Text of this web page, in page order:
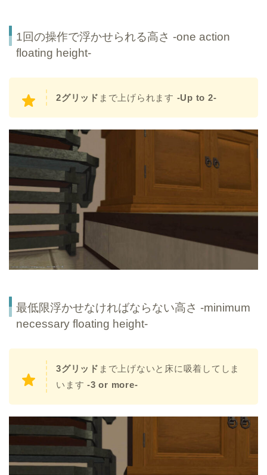
1回の操作で浮かせられる高さ -one action
floating height-
2グリッド まで上げられます -Up to 2-
最低限浮かせなければならない高さ -minimum
necessary floating height-
3グリッド まで上げないと床に吸着してしま
います-3 or more-